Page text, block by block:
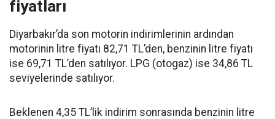
fiyatları
Diyarbakır’da son motorin indirimlerinin ardından
motorinin litre fiyatı 82,71 TL’den, benzinin litre fiyatı
ise 69,71 TL’den satılıyor. LPG (otogaz) ise 34,86 TL
seviyelerinde satılıyor.
Beklenen 4,35 TL’lik indirim sonrasında benzinin litre